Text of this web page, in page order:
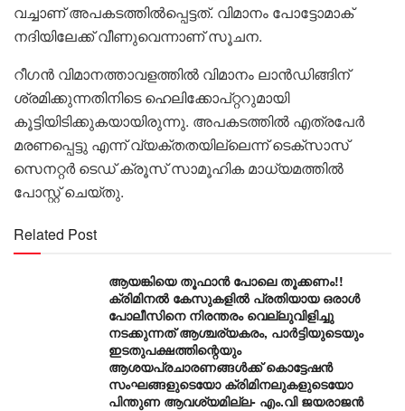
വച്ചാണ് അപകടത്തിൽപ്പെട്ടത്. വിമാനം പോട്ടോമാക്
നദിയിലേക്ക് വീണുവെന്നാണ് സൂചന.
റീഗന്‍ വിമാനത്താവളത്തില്‍ വിമാനം ലാന്‍ഡിങ്ങിന്
ശ്രമിക്കുന്നതിനിടെ ഹെലിക്കോപ്റ്ററുമായി
കൂട്ടിയിടിക്കുകയായിരുന്നു. അപകടത്തില്‍ എത്രപേര്‍
മരണപ്പെട്ടു എന്ന് വ്യക്തതയില്ലെന്ന് ടെക്‌സാസ്
സെനറ്റര്‍ ടെഡ് ക്രൂസ് സാമൂഹിക മാധ്യമത്തില്‍
പോസ്റ്റ് ചെയ്തു.
Related Post
ആയങ്കിയെ തൂഫാൻ പോലെ തൂക്കണം!!
ക്രിമിനൽ കേസുകളിൽ പ്രതിയായ ഒരാൾ
പോലീസിനെ നിരന്തരം വെല്ലുവിളിച്ചു
നടക്കുന്നത് ആശ്ചര്യകരം, പാർട്ടിയുടെയും
ഇടതുപക്ഷത്തിന്റെയും
ആശയപ്രചാരണങ്ങൾക്ക് കൊട്ടേഷൻ
സംഘങ്ങളുടെയോ ക്രിമിനലുകളുടെയോ
പിന്തുണ ആവശ്യമില്ല- എം.വി ജയരാജൻ